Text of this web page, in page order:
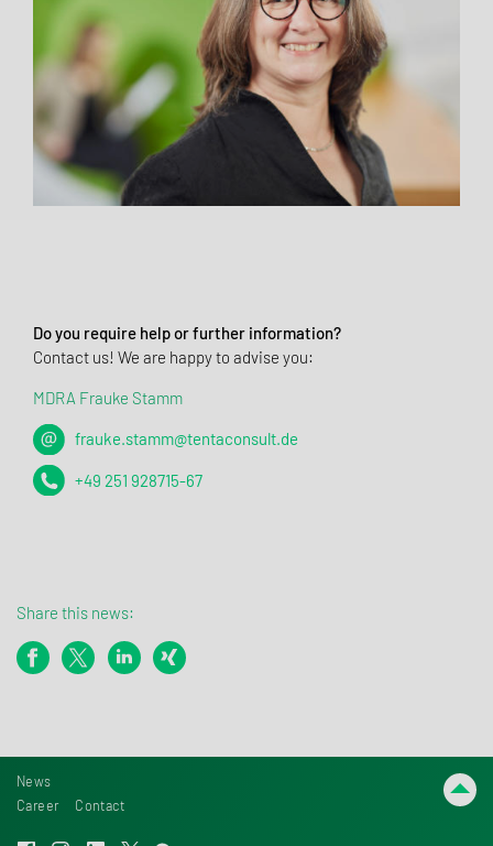
Do you require help or further information?
Contact us! We are happy to advise you:
MDRA Frauke Stamm
frauke.stamm@tentaconsult.de
+49 251 928715-67
Share this news:
News
Career
Contact